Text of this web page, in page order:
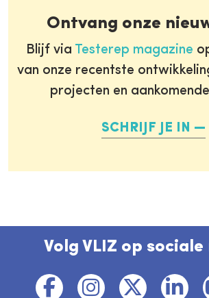
Ontvang onze
Blijf via Testerep magazine
van onze recentste
projecten en
SCHRIJF JE IN
Volg VLIZ op